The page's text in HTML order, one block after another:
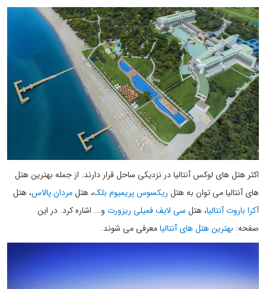
اکثر هتل های لوکس آنتالیا در نزدیکی ساحل قرار دارند. از جمله بهترین هتل
های آنتالیا می توان به هتل ریکسوس پریمیوم بلک، هتلمردان پالاس، هتل
آکرا باروت آنتالیا، هتل سی لایف فمیلی ریزورت و... اشاره کرد. در این
صفحه: بهترین هتل های آنتالیامعرفی می شوند.